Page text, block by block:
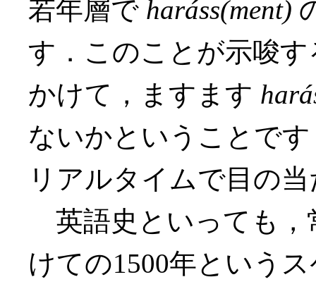
若年層で haráss(ment)
す．このことが示唆
かけて，ますます
ないかということで
リアルタイムで目の
英語史といっても，
けての1500年という